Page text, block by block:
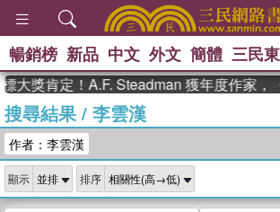
、 The Odyssey
獎 臺灣漫遊錄 、
登輝時代
數
偉大的迷走神經
暢銷榜 新品 中文 外文 簡體 三民
肯定！A.F. Steadman 獲年度作家，《
搜尋結果/ 李雲漢
作者：李雲漢
顯示 排序